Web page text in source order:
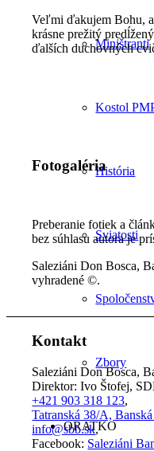
Miništranti
Kostol
História
Sviatosti
Zbory
ORATKO
Veľmi ďakujem Bohu,
krásne prežitý
ďalších duchovných
Fotogaléria
Preberanie fotiek a
bez súhlasu autora je
Saleziáni Don Bosca,
vyhradené ©.
Kontakt
Saleziáni Don Bosca,
Direktor: Ivo Štofej,
+421 903 318 123,
Tatranská 38/A,
info@sbb.sk,
Facebook: Saleziáni